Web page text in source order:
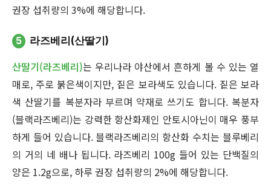
권장 섭취량의 3%에 해당합니다.
5 라즈베리(산딸기)
산딸기(라즈베리)는 우리나라 야산에서 흔하게 볼 수 있는 열
매로, 주로 붉은색이지만, 짙은 보라색도 있습니다. 짙은 보라
색 산딸기를 복분자라 부르며 약재로 쓰기도 합니다. 복분자
(블랙라즈베리)는 강력한 항산화제인 안토시아닌이 매우 풍부
하게 들어 있습니다. 블랙라즈베리의 항산화 수치는 블루베리
의 거의 네 배나 됩니다. 라즈베리 100g 들어 있는 단백질의
양은 1.2g으로, 하루 권장 섭취량의 2%에 해당합니다.